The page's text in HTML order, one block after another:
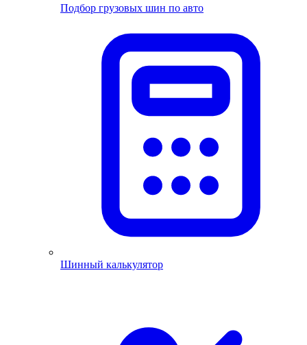
Подбор грузовых шин по авто
Шинный калькулятор